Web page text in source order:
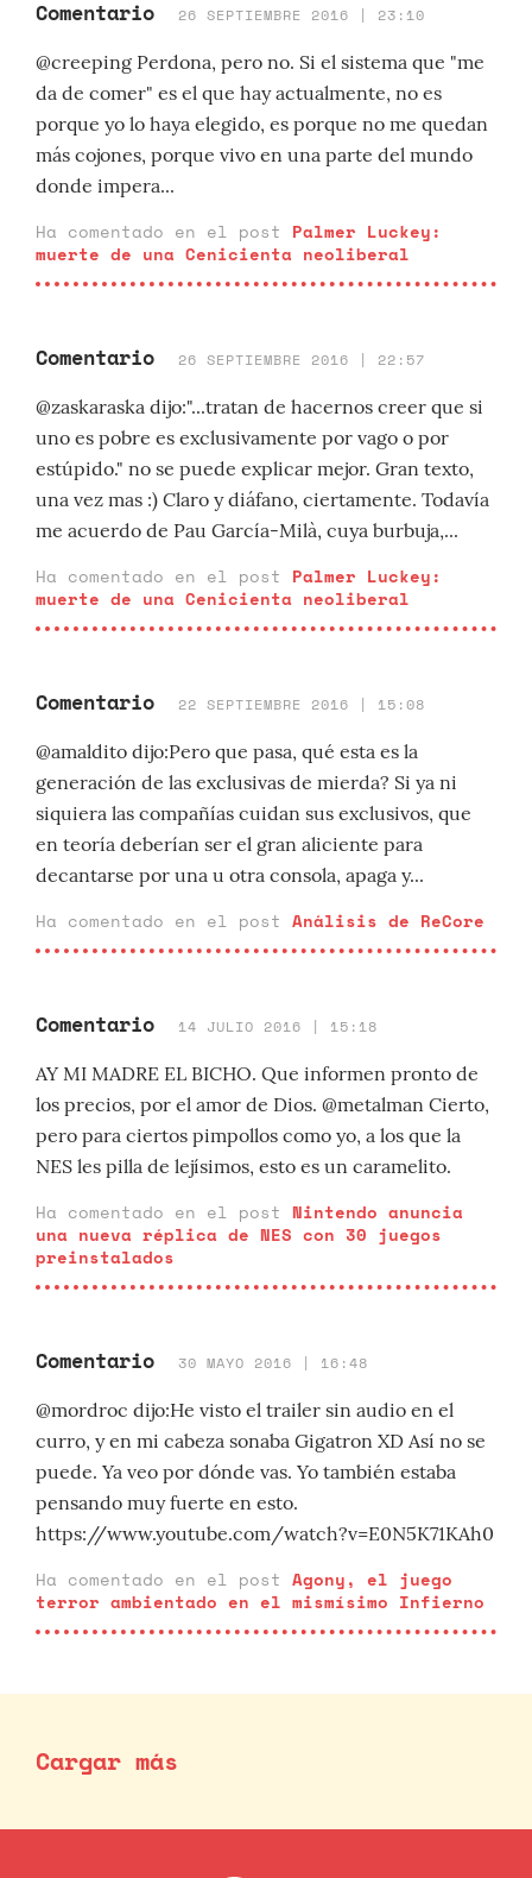
Comentario 26 SEPTIEMBRE 2016 | 23:10
@creeping Perdona, pero no. Si el sistema que "me
da de comer" es el que hay actualmente, no es
porque yo lo haya elegido, es porque no me quedan
más cojones, porque vivo en una parte del mundo
donde impera...
Ha comentado en el post Palmer Luckey:
muerte de una Cenicienta neoliberal
Comentario 26 SEPTIEMBRE 2016 | 22:57
@zaskaraska dijo:"...tratan de hacernos creer que si
uno es pobre es exclusivamente por vago o por
estúpido." no se puede explicar mejor. Gran texto,
una vez mas :) Claro y diáfano, ciertamente. Todavía
me acuerdo de Pau García-Milà, cuya burbuja,...
Ha comentado en el post Palmer Luckey:
muerte de una Cenicienta neoliberal
Comentario 22 SEPTIEMBRE 2016 | 15:08
@amaldito dijo:Pero que pasa, qué esta es la
generación de las exclusivas de mierda? Si ya ni
siquiera las compañías cuidan sus exclusivos, que
en teoría deberían ser el gran aliciente para
decantarse por una u otra consola, apaga y...
Ha comentado en el post Análisis de ReCore
Comentario 14 JULIO 2016 | 15:18
AY MI MADRE EL BICHO. Que informen pronto de
los precios, por el amor de Dios. @metalman Cierto,
pero para ciertos pimpollos como yo, a los que la
NES les pilla de lejísimos, esto es un caramelito.
Ha comentado en el post Nintendo anuncia
una nueva réplica de NES con 30 juegos
preinstalados
Comentario 30 MAYO 2016 | 16:48
@mordroc dijo:He visto el trailer sin audio en el
curro, y en mi cabeza sonaba Gigatron XD Así no se
puede. Ya veo por dónde vas. Yo también estaba
pensando muy fuerte en esto.
https://www.youtube.com/watch?v=E0N5K71KAh0
Ha comentado en el post Agony, el juego
terror ambientado en el mismísimo Infierno
Cargar más